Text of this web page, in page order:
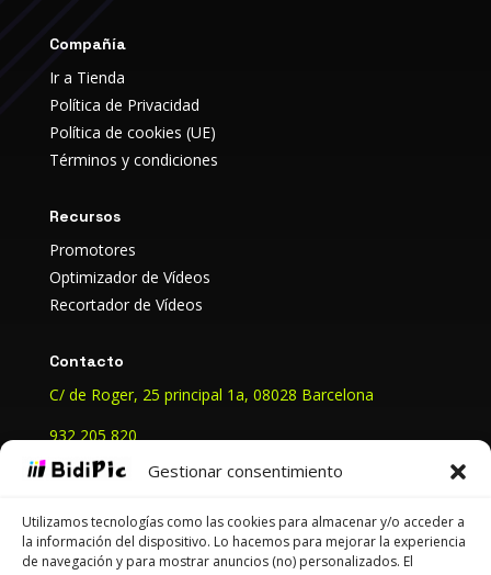
Gestionar consentimiento
Utilizamos tecnologías como las cookies para almacenar y/o acceder a
la información del dispositivo. Lo hacemos para mejorar la experiencia
de navegación y para mostrar anuncios (no) personalizados. El
Compañía
Ir a Tienda
Política de Privacidad
Política de cookies (UE)
Términos y condiciones
Recursos
Promotores
Optimizador de Vídeos
Recortador de Vídeos
Contacto
C/ de Roger, 25 principal 1a, 08028 Barcelona
932 205 820
gestion@bidipic.com